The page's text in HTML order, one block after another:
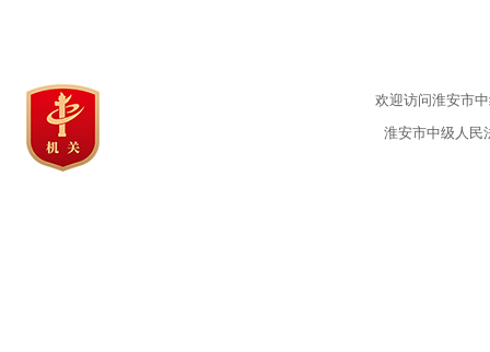
欢迎访问淮安市
淮安市中级人